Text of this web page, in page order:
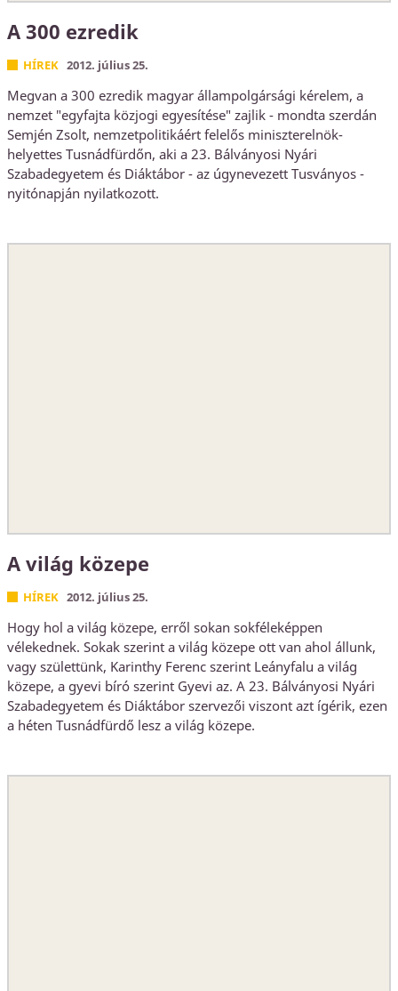
A 300 ezredik
HÍREK 2012. július 25.
Megvan a 300 ezredik magyar állampolgársági kérelem, a
nemzet "egyfajta közjogi egyesítése" zajlik - mondta szerdán
Semjén Zsolt, nemzetpolitikáért felelős miniszterelnök-
helyettes Tusnádfürdőn, aki a 23. Bálványosi Nyári
Szabadegyetem és Diáktábor - az úgynevezett Tusványos -
nyitónapján nyilatkozott.
A világ közepe
HÍREK 2012. július 25.
Hogy hol a világ közepe, erről sokan sokféleképpen
vélekednek. Sokak szerint a világ közepe ott van ahol állunk,
vagy születtünk, Karinthy Ferenc szerint Leányfalu a világ
közepe, a gyevi bíró szerint Gyevi az. A 23. Bálványosi Nyári
Szabadegyetem és Diáktábor szervezői viszont azt ígérik, ezen
a héten Tusnádfürdő lesz a világ közepe.